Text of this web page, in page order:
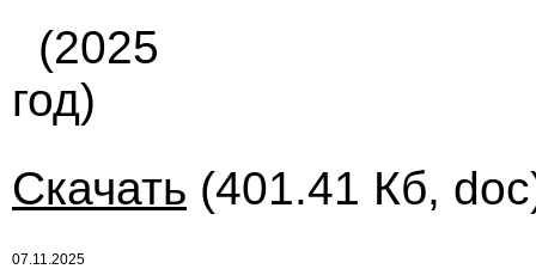
(2025
год)
Скачать (401.41 Кб,
07.11.2025